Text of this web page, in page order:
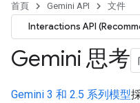
首頁 Gemini API 文件
Interactions API
Gemini 思考
Gemini 3 和 2.5 系列模型